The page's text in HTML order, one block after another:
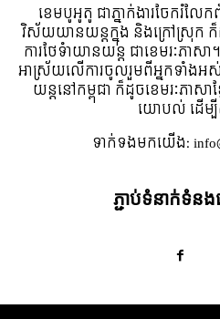
ខេមបូអូតូ ជាភ្នាក់ងារចែករំ
វិស័យយានយន្តក្នុង និងក្រៅស្រុក ក៏
ការថែទំាយានយន្ត ជាខេមរៈភាស
អាស្រ័យលើការចូលរួមពីអ្នកទាំងអ
យន្តនៅកម្ពុជា ក៏ដូចខេមរៈភាសា
យោបល់ ដើម្បី
ទាក់ទង​មក​យើង:
ភ្ជាប់ទំនាក់ទំន